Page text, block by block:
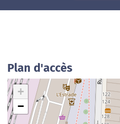
Plan d'accès
+
−